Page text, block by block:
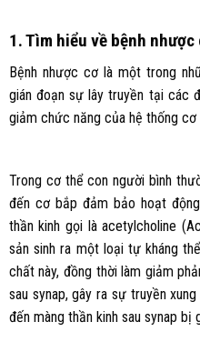
1. Tìm hiểu về bệnh nhược
Bệnh nhược cơ là một trong
gián đoạn sự lây truyền tại các
giảm chức năng của hệ thống cơ
Trong cơ thể con người bình
đến cơ bắp đảm bảo hoạt
thần kinh gọi là acetylcholine
sản sinh ra một loại tự kháng
chất này, đồng thời làm giảm
sau synap, gây ra sự truyền
đến màng thần kinh sau synap bị